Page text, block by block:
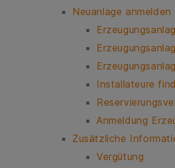
Neuanlage anmelden
Installateure
Anmeldung
Zusätzliche
Vergütung